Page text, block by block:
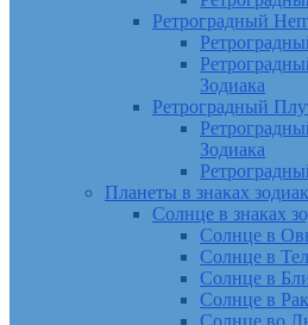
Ретроградный
Зодиака
Ретроградный
Зодиака
Планеты в знаках
Солнце в знаках
Солнце в
Солнце в
Солнце в
Солнце в
Солнце во